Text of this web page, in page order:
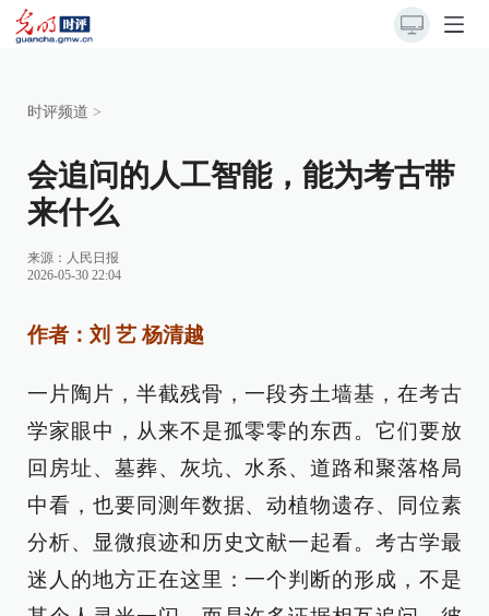
时评频道 >
会追问的人工智能，能为考古带
来什么
来源： 人民日报
2026-05-30 22:04
作者：刘 艺 杨清越
一片陶片，半截残骨，一段夯土墙基，在考古
学家眼中，从来不是孤零零的东西。它们要放
回房址、墓葬、灰坑、水系、道路和聚落格局
中看，也要同测年数据、动植物遗存、同位素
分析、显微痕迹和历史文献一起看。考古学最
迷人的地方正在这里：一个判断的形成，不是